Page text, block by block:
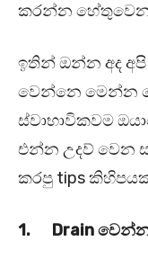
කරන්න
ඉතින් ඔන්න අද
වෙන්නෙ මෙන්න
ස්වාභාවිකවම
එන්න උදව් වෙන
කරපු tips
1. Drainවෙන්න